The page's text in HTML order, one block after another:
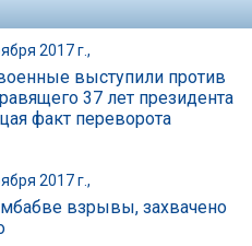
2017 г.,
выступили против
37 лет президента
факт переворота
2017 г.,
взрывы, захвачено